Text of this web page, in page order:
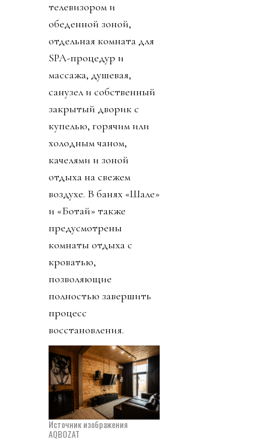
телевизором и
обеденной зоной,
отдельная комната для
SPA-процедур и
массажа, душевая,
санузел и собственный
закрытый дворик с
купелью, горячим или
холодным чаном,
качелями и зоной
отдыха на свежем
воздухе. В банях «Шале»
и «Ботай» также
предусмотрены
комнаты отдыха с
кроватью,
позволяющие
полностью завершить
процесс
восстановления.
Источник изображения
AQBOZAT